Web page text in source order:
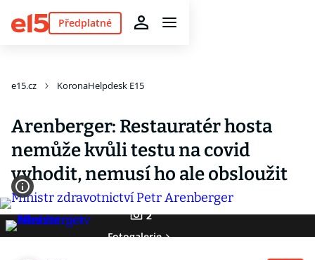
Předplatné
e15.cz KoronaHelpdesk E15
Arenberger: Restauratér hosta
nemůže kvůli testu na covid
vyhodit, nemusí ho ale obsloužit
2
Fotogalerie